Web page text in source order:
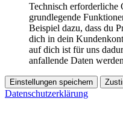
Technisch erforderliche
grundlegende
Beispiel dazu, dass du
dich in dein
auf dich ist für uns
anfallende Daten
Einstellungen speichern
Datenschutzerklärung